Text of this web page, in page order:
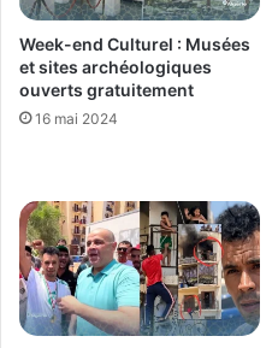
Week-end Culturel : Musées
et sites archéologiques
ouverts gratuitement
16 mai 2024